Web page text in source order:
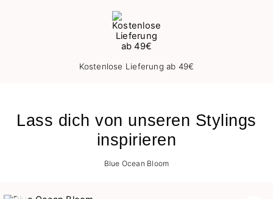
Kostenlose Lieferung ab 49€
Lass dich von unseren Stylings
inspirieren
Blue Ocean Bloom